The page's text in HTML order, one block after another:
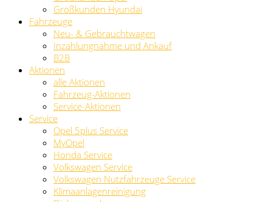
Großkunden Hyundai
Fahrzeuge
Neu- & Gebrauchtwagen
Inzahlungnahme und Ankauf
B2B
Aktionen
alle Aktionen
Fahrzeug-Aktionen
Service-Aktionen
Service
Opel 5plus Service
MyOpel
Honda Service
Volkswagen Service
Volkswagen Nutzfahrzeuge Service
Klimaanlagenreinigung